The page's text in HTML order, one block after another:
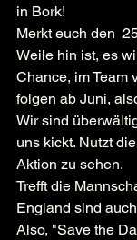
in Bork!
Merkt euch den
Weile hin ist, es
Chance, im Team
folgen ab Juni,
Wir sind
uns kickt. Nutzt
Aktion zu sehen.
Trefft die
England sind
Also, "Save the